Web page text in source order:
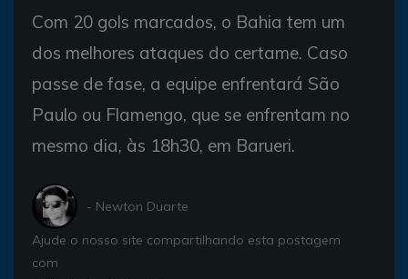
Com 20 gols marcados, o Bahia tem um
dos melhores ataques do certame. Caso
passe de fase, a equipe enfrentará São
Paulo ou Flamengo, que se enfrentam no
mesmo dia, às 18h30, em Barueri.
- Newton Duarte
Ajude o nosso site compartilhando esta postagem
com